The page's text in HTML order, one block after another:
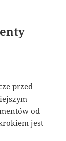
przed
od
jest